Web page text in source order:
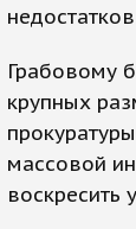
Грабовому
крупных
массовой
воскресить